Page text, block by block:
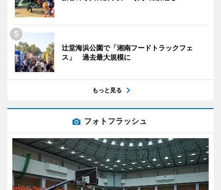
辻堂海浜公園で「湘南フードトラックフェ
ス」 過去最大規模に
もっと見る
フォトフラッシュ